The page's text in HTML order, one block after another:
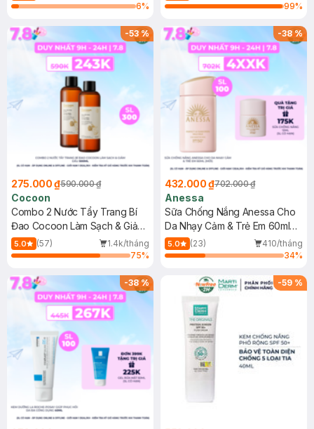
6%
99%
-53%
275.000 ₫590.000 ₫
Cocoon
Combo 2 Nước Tẩy Trang Bí
Đao Cocoon Làm Sạch & Giảm
Dầu 500ml
5.0 (57)
1.4k/tháng
75%
-38%
432.000 ₫702.000 ₫
Anessa
Sữa Chống Nắng Anessa Cho
Da Nhạy Cảm & Trẻ Em 60ml
(Mới)
5.0 (23)
410/tháng
34%
-38% -59 %